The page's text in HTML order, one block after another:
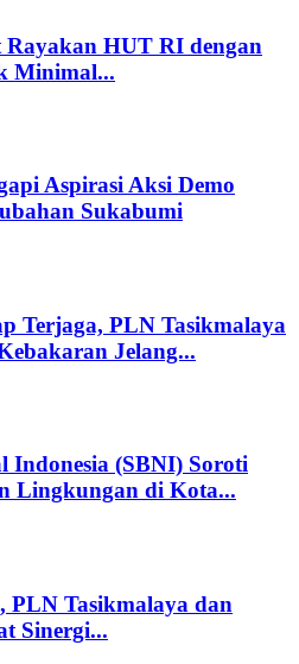
HUT RI dengan
Minimal...
Aspirasi Aksi Demo
Sukabumi
Terjaga, PLN Tasikmalaya
Jelang...
Indonesia (SBNI) Soroti
Lingkungan di Kota...
PLN Tasikmalaya dan
Sinergi...